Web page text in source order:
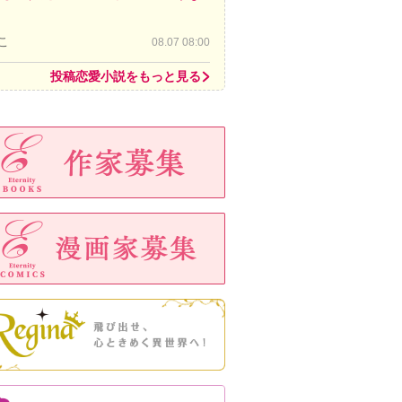
08.07 08:00
投稿恋愛小説をもっと見る